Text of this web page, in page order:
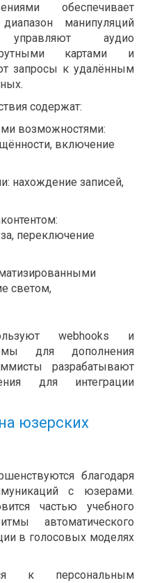
обеспечивает
манипуляций
аудио
картами и
запросы к удалённым
содержат:
возможностями:
включение
нахождение записей,
переключение
светом,
webhooks и
для дополнения
разрабатывают
для интеграции
юзерских
благодаря
с юзерами.
частью учебного
автоматического
в голосовых моделях
к персональным